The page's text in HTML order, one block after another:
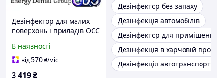
Дезінфектор для малих
поверхонь і приладів OCC
В наявності
від570₴/міс
3 419₴
Дезінфектор без запаху
Дезінфекція автомобілів
Дезінфектор для приміщень
Дезінфекція в харчовій
Дезінфекція автотранспорту